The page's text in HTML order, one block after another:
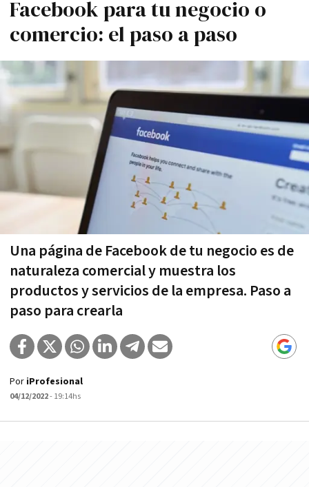
Facebook para tu negocio o
comercio: el paso a paso
Una página de Facebook de tu negocio es de
naturaleza comercial y muestra los
productos y servicios de la empresa. Paso a
paso para crearla
Por iProfesional
04/12/2022- 19:14hs